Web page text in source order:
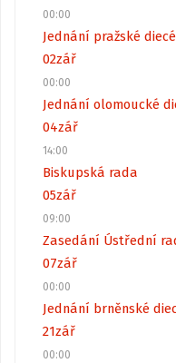
00:00
Jednání pražské
02zář
00:00
Jednání olomoucké
04zář
14:00
Biskupská rada
05zář
09:00
Zasedání Ústřední
07zář
00:00
Jednání brněnské
21zář
00:00